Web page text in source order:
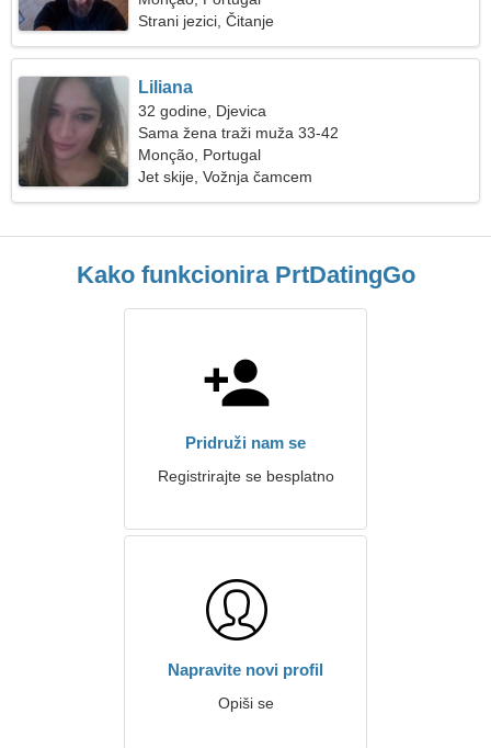
Strani jezici, Čitanje
Liliana
32 godine, Djevica
Sama žena traži muža 33-42
Monção, Portugal
Jet skije, Vožnja čamcem
Kako funkcionira PrtDatingGo
Pridruži nam se
Registrirajte se besplatno
Napravite novi profil
Opiši se